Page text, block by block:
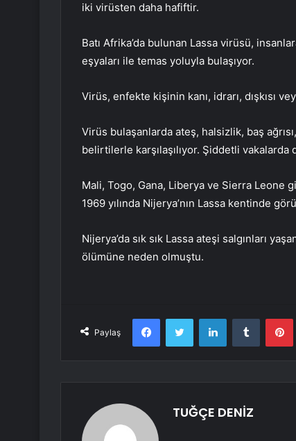
iki virüsten daha hafiftir.
Batı Afrika’da bulunan Lassa virüsü,
eşyaları ile temas yoluyla bulaşıyor.
Virüs, enfekte kişinin kanı, idrarı, dışkısı
Virüs bulaşanlarda ateş, halsizlik, baş
belirtilerle karşılaşılıyor. Şiddetli
Mali, Togo, Gana, Liberya ve Sierra Leone
1969 yılında Nijerya’nın Lassa kentinde
Nijerya’da sık sık Lassa ateşi salgınları
ölümüne neden olmuştu.
Paylaş
FacebookTwitter LinkedInTumblr
TUĞÇE DENİZ